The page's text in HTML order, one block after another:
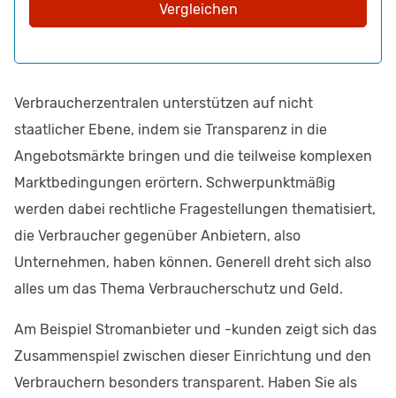
Vergleichen
Verbraucherzentralen unterstützen auf nicht
staatlicher Ebene, indem sie Transparenz in die
Angebotsmärkte bringen und die teilweise komplexen
Marktbedingungen erörtern. Schwerpunktmäßig
werden dabei rechtliche Fragestellungen thematisiert,
die Verbraucher gegenüber Anbietern, also
Unternehmen, haben können. Generell dreht sich also
alles um das Thema Verbraucherschutz und Geld.
Am Beispiel Stromanbieter und -kunden zeigt sich das
Zusammenspiel zwischen dieser Einrichtung und den
Verbrauchern besonders transparent. Haben Sie als